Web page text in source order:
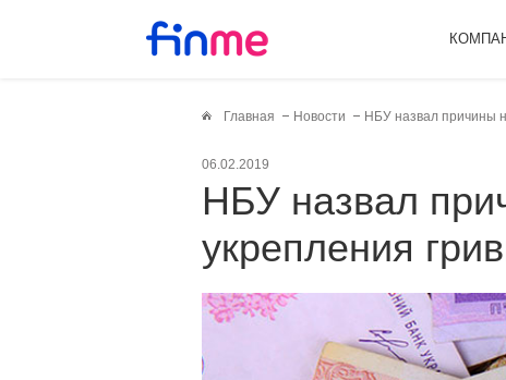
Главная Новости НБУ назвал причины
06.02.2019
НБУ назвал причины нетипичного
укрепления